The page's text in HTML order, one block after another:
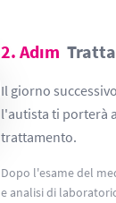
2. Adım
Il giorno
l'autista ti porterà
trattamento.
Dopo l'esame del
e analisi di